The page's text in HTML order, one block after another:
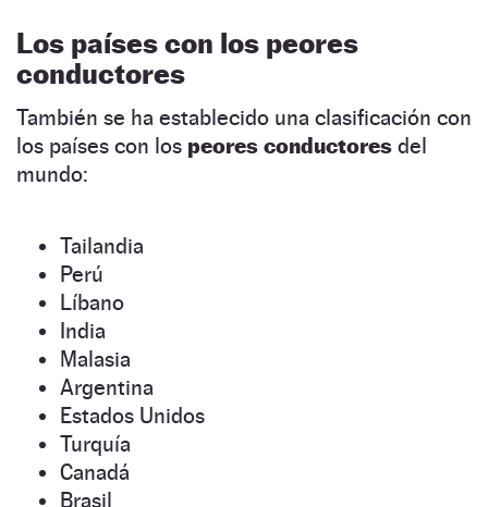
Los países con los peores
conductores
También se ha establecido una clasificación con
los países con los peores conductores del
mundo:
Tailandia
Perú
Líbano
India
Malasia
Argentina
Estados Unidos
Turquía
Canadá
Brasil